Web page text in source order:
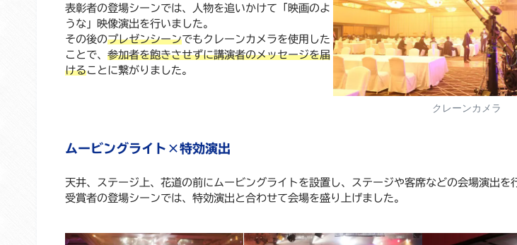
表彰者の登場シーンでは、人物を追いかけて「映画のよ
うな」映像演出を行いました。
その後のプレゼンシーンでもクレーンカメラを使用した
ことで、 参加者を飽きさせずに講演者のメッセージを届
けることに繋がりました。
クレーンカメラ
ムービングライト×特効演出
天井、ステージ上、花道の前にムービングライトを設置し、ステージや客席などの会場演出を
受賞者の登場シーンでは、特効演出と合わせて会場を盛り上げました。